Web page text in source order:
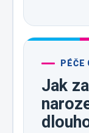
PÉČE
Jak